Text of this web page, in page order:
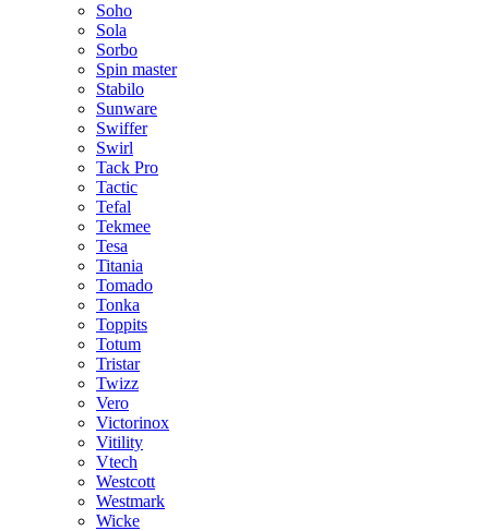
Soho
Sola
Sorbo
Spin master
Stabilo
Sunware
Swiffer
Swirl
Tack Pro
Tactic
Tefal
Tekmee
Tesa
Titania
Tomado
Tonka
Toppits
Totum
Tristar
Twizz
Vero
Victorinox
Vitility
Vtech
Westcott
Westmark
Wicke